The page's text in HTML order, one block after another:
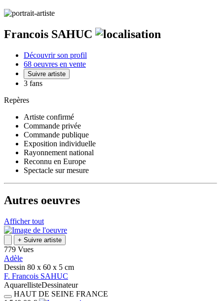
Francois SAHUC
Découvrir son profil
68 oeuvres en vente
Suivre artiste
3 fans
Repères
Artiste confirmé
Commande privée
Commande publique
Exposition individuelle
Rayonnement national
Reconnu en Europe
Spectacle sur mesure
Autres oeuvres
Afficher tout
+ Suivre artiste
779 Vues
Adèle
Dessin 80 x 60 x 5 cm
F. Francois SAHUC
AquarellisteDessinateur
HAUT DE SEINE FRANCE